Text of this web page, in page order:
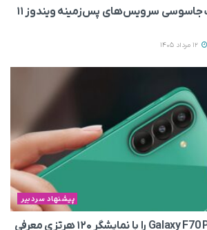
مایکروسافت شایعات جاسوسی سرویس‌های پس‌زمینه ویندوز ۱۱
پیشنهاد سردبیر
سامسونگ گوشی Galaxy F70 Pro را با نمایشگر ۱۲۰ هرتزی معرفی